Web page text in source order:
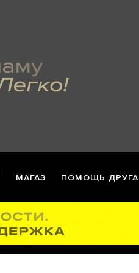
МАГАЗ ПОМОЩЬ ДРУГА